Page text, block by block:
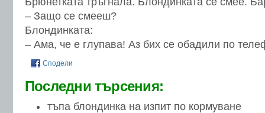
– Защо се смееш?
Блондинката:
– Ама, че е глупава! Аз бих се обадили по
Сподели
Последни търсения:
тъпа блондинка на изпит по кормуване